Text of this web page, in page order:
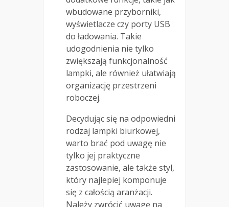
wbudowane przyborniki,
wyświetlacze czy porty USB
do ładowania. Takie
udogodnienia nie tylko
zwiększają funkcjonalność
lampki, ale również ułatwiają
organizację przestrzeni
roboczej.
Decydując się na odpowiedni
rodzaj lampki biurkowej,
warto brać pod uwagę nie
tylko jej praktyczne
zastosowanie, ale także styl,
który najlepiej komponuje
się z całością aranżacji.
Należy zwrócić uwagę na